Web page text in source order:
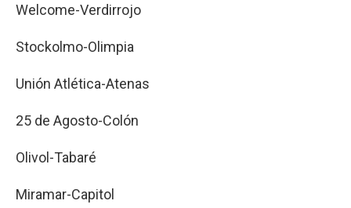
Welcome-Verdirrojo
Stockolmo-Olimpia
Unión Atlética-Atenas
25 de Agosto-Colón
Olivol-Tabaré
Miramar-Capitol